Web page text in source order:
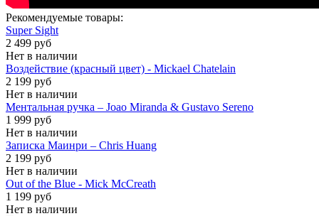
Рекомендуемые товары:
Super Sight
2 499 руб
Нет в наличии
Воздействие (красный цвет) - Mickael Chatelain
2 199 руб
Нет в наличии
Ментальная ручка – Joao Miranda & Gustavo Sereno
1 999 руб
Нет в наличии
Записка Маинри – Chris Huang
2 199 руб
Нет в наличии
Out of the Blue - Mick McCreath
1 199 руб
Нет в наличии